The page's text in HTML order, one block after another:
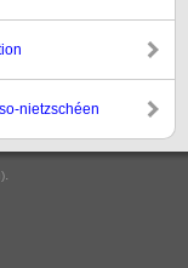
nietzschéen
.